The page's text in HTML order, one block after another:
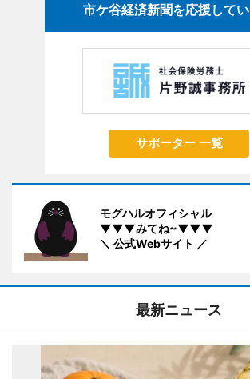
市ケ谷経済新聞を応援して
サポーター 一覧
モグハルオフィシャル
▼▼▼みてね~▼▼▼
＼ 公式Webサイト ／
最新ニュース